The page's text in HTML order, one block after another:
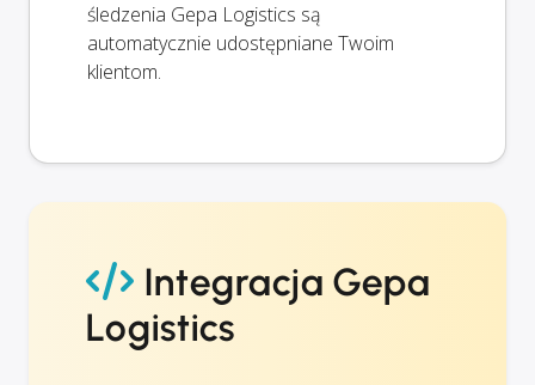
śledzenia Gepa Logistics są
automatycznie udostępniane Twoim
klientom.
Integracja Gepa
Logistics